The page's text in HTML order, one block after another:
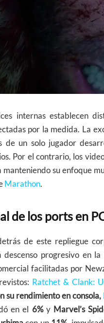
internas establecen
por la medida. La
de un solo jugador
Por el contrario, los
su enfoque
Marathon.
de los ports en
de este repliegue
progresivo en
facilitadas por
Ratchet & Clank:
su rendimiento en consola,
en el 6%y Marvel’s